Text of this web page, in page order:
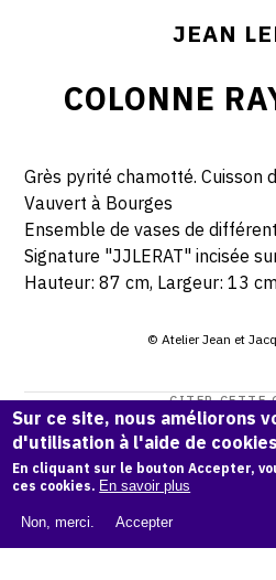
JEAN
COLONNE
Grès pyrité chamotté. Cuisson
Vauvert à Bourges
Ensemble de vases de
Signature "JJLERAT" incisée
Hauteur: 87 cm, Largeur: 13
© Atelier Jean et
CITER CETTE
Jean Lerat,
Catalogue raisonné de Jean et
COPIER LA
Sur ce site, nous améliorons
d'utilisation à l'aide de cookies
En cliquant sur le bouton Accepter,
ces cookies. En savoir plus
Non, merci. Accepter